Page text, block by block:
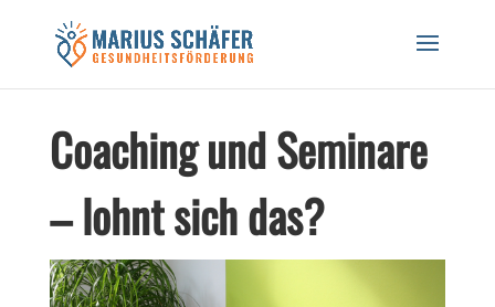
Black Friday Sale! 20% auf Workshops und
Gutscheine! CODE: BREATH24
Coaching und Seminare
– lohnt sich das?